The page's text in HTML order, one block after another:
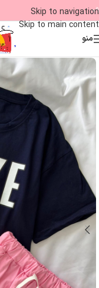
Skip to navigation
Skip to main content
09
منو